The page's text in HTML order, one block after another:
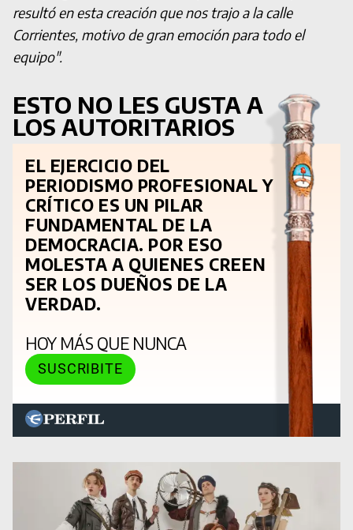
resultó en esta creación que nos trajo a la calle
Corrientes, motivo de gran emoción para todo el
equipo".
ESTO NO LES GUSTA A
LOS AUTORITARIOS
EL EJERCICIO DEL
PERIODISMO PROFESIONAL Y
CRÍTICO ES UN PILAR
FUNDAMENTAL DE LA
DEMOCRACIA. POR ESO
MOLESTA A QUIENES CREEN
SER LOS DUEÑOS DE LA
VERDAD.
HOY MÁS QUE NUNCA
SUSCRIBITE